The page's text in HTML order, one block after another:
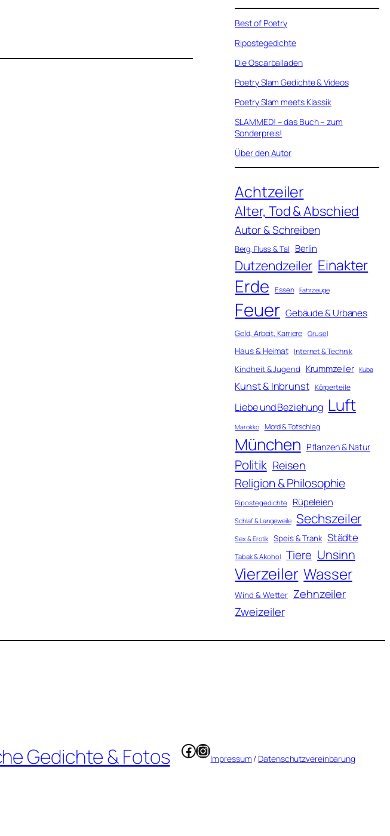
Best of Poetry
Ripostegedichte
Die Oscarballaden
Poetry Slam Gedichte & Videos
Poetry Slam meets Klassik
SLAMMED! – das Buch – zum
Sonderpreis!
Über den Autor
Achtzeiler
Alter, Tod & Abschied
Autor & Schreiben
Berg, Fluss & Tal Berlin
Dutzendzeiler Einakter
Erde Essen Fahrzeuge
Feuer Gebäude & Urbanes
Geld, Arbeit, Karriere Grusel
Haus & Heimat Internet & Technik
Kindheit & Jugend Krummzeiler Kuba
Kunst & Inbrunst Körperteile
Liebe und Beziehung Luft
Marokko Mord & Totschlag
München Pflanzen & Natur
Politik Reisen
Religion & Philosophie
Ripostegedichte Rüpeleien
Schlaf & Langeweile Sechszeiler
Sex & Erotik Speis & Trank Städte
Tabak & Alkohol Tiere Unsinn
Vierzeiler Wasser
Wind & Wetter Zehnzeiler
Zweizeiler
Gedichte & Fotos Facebook
Instagram
Impressum / Datenschutzvereinbarung